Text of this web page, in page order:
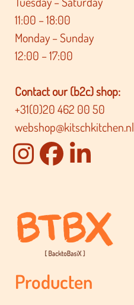
11:00 – 18:00
Monday – Sunday
12:00 – 17:00
Contact our (b2c) shop:
+31(0)20 462 00 50
webshop@kitschkitchen.nl
Producten